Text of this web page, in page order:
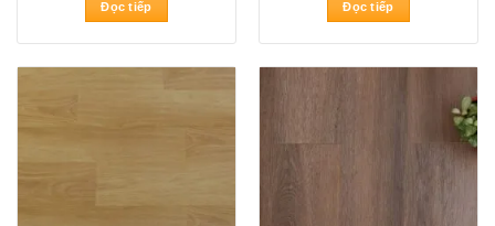
Đọc tiếp Đọc tiếp